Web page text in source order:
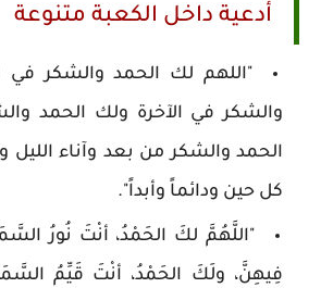
أدعية داخل الكعبة متنوعة
"اللهم لك الحمد والشكر في
والشكر في الآخرة ولك الحمد
الحمد والشكر من بعد وآناء الليل
كل حين ودائماً وأبداً".
"اللَّهُمَّ لكَ الحَمْدُ، أنْتَ نُورُ
فِيهِنَّ، ولَكَ الحَمْدُ، أنْتَ قَيِّمُ